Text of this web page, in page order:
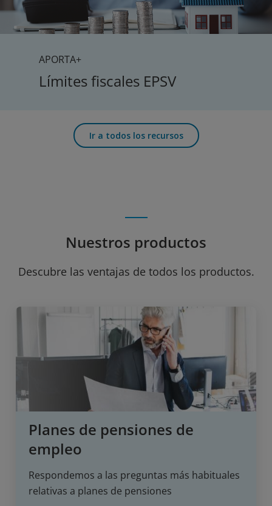
APORTA+
Límites fiscales EPSV
Ir a todos los recursos
Nuestros productos
Descubre las ventajas de todos los productos.
Planes de pensiones de
empleo
Respondemos a las preguntas más habituales
relativas a planes de pensiones